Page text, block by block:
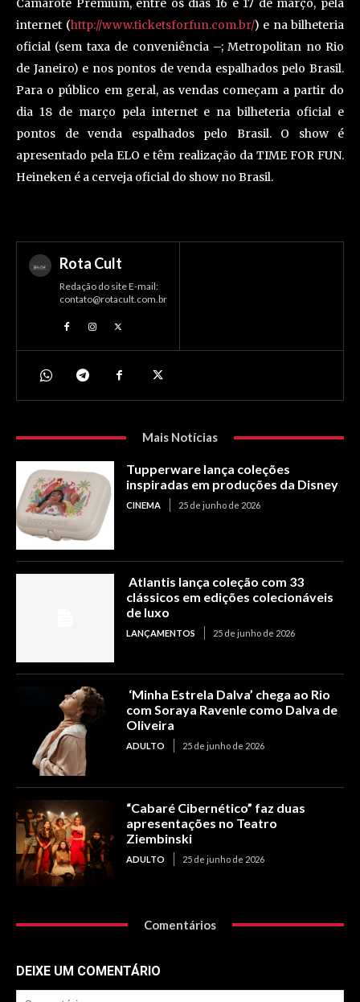
Camarote Premium, entre os dias 16 e 17 de março, pela
internet (http://www.ticketsforfun.com.br/) e na bilheteria
oficial (sem taxa de conveniência –; Metropolitan no Rio
de Janeiro) e nos pontos de venda espalhados pelo Brasil.
Para o público em geral, as vendas começam a partir do
dia 18 de março pela internet e na bilheteria oficial e
pontos de venda espalhados pelo Brasil. O show é
apresentado pela ELO e têm realização da TIME FOR FUN.
Heineken é a cerveja oficial do show no Brasil.
Rota Cult
Redação do site E-mail:
contato@rotacult.com.br
Mais Notícias
Tupperware lança coleções
inspiradas em produções da Disney
CINEMA 25 de junho de 2026
Atlantis lança coleção com 33
clássicos em edições colecionáveis
de luxo
LANÇAMENTOS 25 de junho de 2026
‘Minha Estrela Dalva’ chega ao Rio
com Soraya Ravenle como Dalva de
Oliveira
ADULTO 25 de junho de 2026
“Cabaré Cibernético” faz duas
apresentações no Teatro
Ziembinski
ADULTO 25 de junho de 2026
Comentários
DEIXE UM COMENTÁRIO